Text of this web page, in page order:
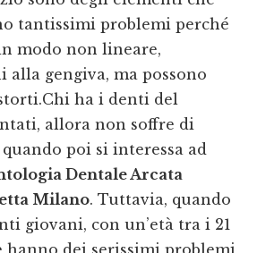
tantissimi problemi perché
modo non lineare,
gengiva, ma possono
ha i denti del
allora non soffre di
poi si interessa ad
Dentale Arcata
Milano. Tuttavia, quando
giovani, con un’età tra i 21